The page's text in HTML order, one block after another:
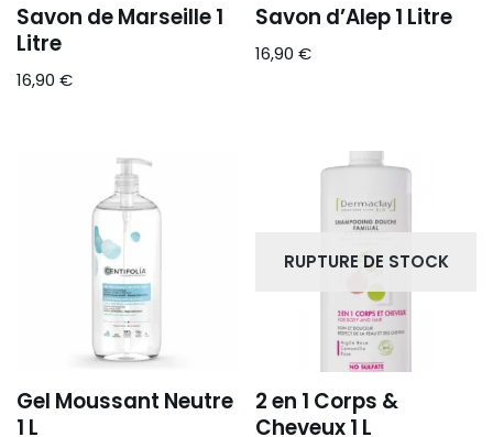
Savon de Marseille 1
Litre
16,90 €
Savon d’Alep 1 Litre
16,90€
Gel Moussant Neutre
1 L
RUPTURE DE STOCK
2 en 1 Corps &
Cheveux 1 L